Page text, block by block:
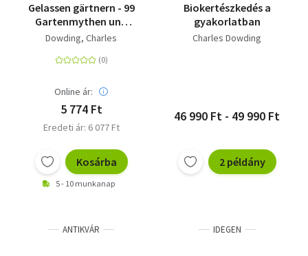
Gelassen gärtnern - 99
Gartenmythen und
was von ihnen zu
Dowding, Charles
Online ár:
5 774 Ft
Eredeti ár: 6 077 Ft
Kosárba
5 - 10 munkanap
Biokertészkedés a
gyakorlatban
Charles Dowding
46 990 Ft - 49 990 Ft
2 példány
ANTIKVÁR IDEGEN